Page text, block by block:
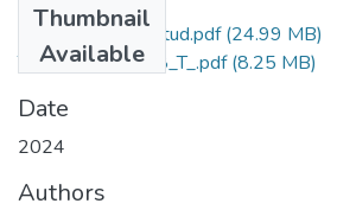
Thumbnail
Available
Grado de Similitud.pdf(24.99 MB)
T036_71943128_T_.pdf(8.25 MB)
Date
2024
Authors